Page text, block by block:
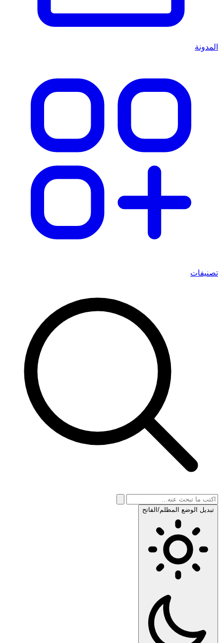
المدونة
تصنيفات
تبديل الوضع المظلم/الفاتح